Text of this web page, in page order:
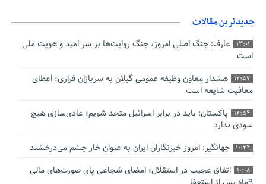
جدیدترین مقالات
13:01
عارف: جنگ اصلی امروز، جنگ روایت‌ها بر سر امید و هویت ملی
است
12:57
هشدار معاون وظیفه عمومی گیلان به سربازان فراری؛ اعطای
معافیت شایعه است
12:54
پاکستان: باید در برابر اسرائیل متحد شویم؛ عادی‌سازی هیچ
سودی ندارد
10:24 جهانگیر: امروز خبرنگاران ایران به عنوان خار چشم می‌درخشند
10:08
اتفاق عجیب در استقلال؛ امضای شجاعی پای صورت‌های مالی